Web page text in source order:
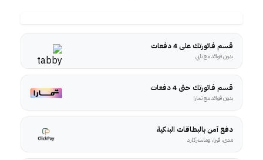
قسم فاتورتك على 4 دفعات
بدون فوائد مع تابي
قسم فاتورتك حتى 4 دفعات
بدون فوائد مع تمارا
دفع آمن بالبطاقات البنكية
مدى، فيزا، وماستركارد